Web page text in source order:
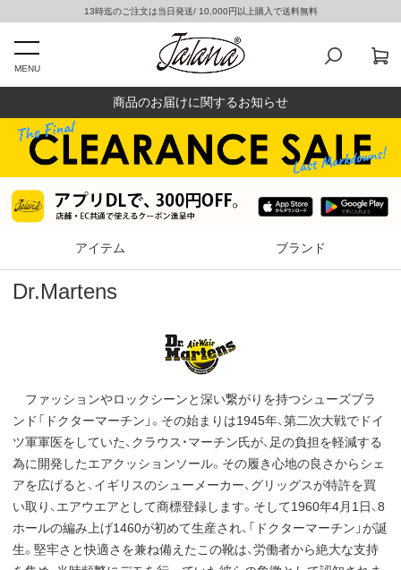
13時迄のご注文は当日発送/ 10,000円以上購入で送料無料
MENU
商品のお届けに関するお知らせ
アイテム ブランド
Dr.Martens
ファッションやロックシーンと深い繋がりを持つシューズブラ
ンド「ドクターマーチン」。その始まりは1945年、第二次大戦でドイ
ツ軍軍医をしていた、クラウス・マーチン氏が、足の負担を軽減する
為に開発したエアクッションソール。その履き心地の良さからシェ
アを広げると、イギリスのシューメーカー、グリッグスが特許を買
い取り、エアウエアとして商標登録します。そして1960年4月1日、8
ホールの編み上げ1460が初めて生産され、「ドクターマーチン」が誕
生。堅牢さと快適さを兼ね備えたこの靴は、労働者から絶大な支持